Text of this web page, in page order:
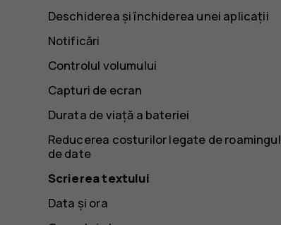
Deschiderea și închiderea unei aplicații
Notificări
Controlul volumului
Capturi de ecran
Durata de viață a bateriei
Reducerea costurilor legate de roamingul
de date
Scrierea textului
Data și ora